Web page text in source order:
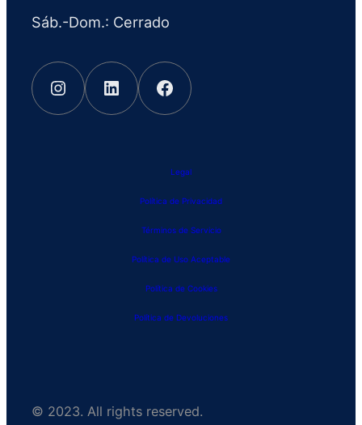
Sáb.-Dom.: Cerrado
Instagram LinkedIn Facebook
Legal
Política de Privacidad
Términos de Servicio
Política de Uso Aceptable
Política de Cookies
Política de Devoluciones
© 2023. All rights reserved.